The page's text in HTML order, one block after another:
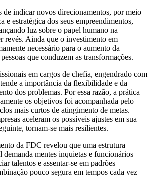
de indicar novos direcionamentos, por meio
e estratégica dos seus empreendimentos,
luz sobre o papel humano na
revés. Ainda que o investimento em
necessário para o aumento da
que conduzem as transformações.
em cargos de chefia, engendrado com
a importância da flexibilidade e da
dos problemas. Por essa razão, a prática
os objetivos foi acompanhada pelo
mais curtos de atingimento de metas.
aceleram os possíveis ajustes em sua
tornam-se mais resilientes.
da FDC revelou que uma estrutura
demanda mentes inquietas e funcionários
talentos e assentar-se em padrões
pouco segura em tempos cada vez